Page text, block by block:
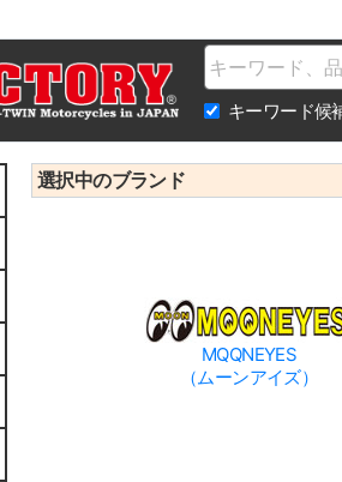
Name
キーワード候
選択中のブランド
MQQNEYES
（ムーンアイズ）